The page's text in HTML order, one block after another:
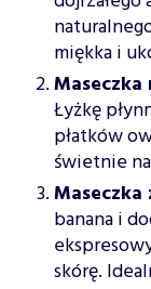
miękka i
Łyżkę
płatków
świetnie
banana i
skórę.